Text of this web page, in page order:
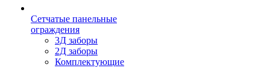
Сетчатые панельные
ограждения
3Д заборы
2Д заборы
Комплектующие